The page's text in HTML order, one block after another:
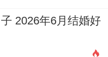
2026年6月结婚好